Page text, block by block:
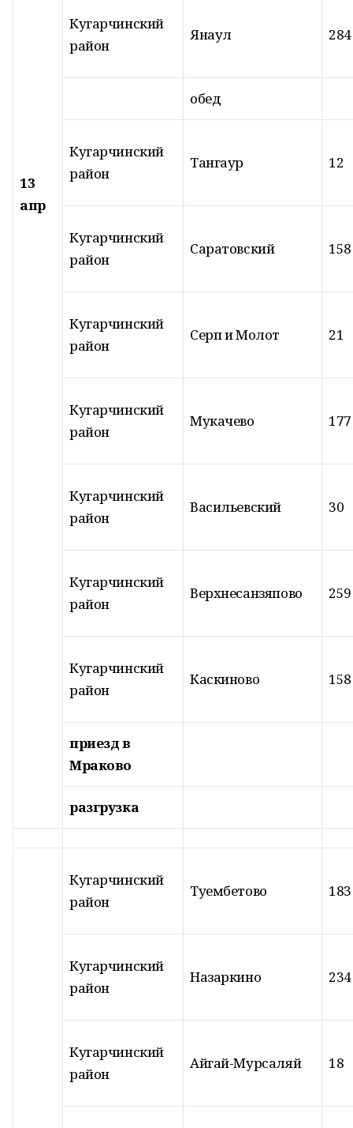
13
апр
Кугарчинский
район
Янаул 284
обед
Кугарчинский
район
Тангаур 12
Кугарчинский
район
Саратовский 158
Кугарчинский
район
Серп и Молот 21
Кугарчинский
район
Мукачево 177
Кугарчинский
район
Васильевский 30
Кугарчинский
район
Верхнесанзяпово 259
Кугарчинский
район
Каскиново 158
приезд в
Мраково
разгрузка
Кугарчинский
район
Туембетово 183
Кугарчинский
район
Назаркино 234
Кугарчинский
район
Айгай-Мурсаляй 18